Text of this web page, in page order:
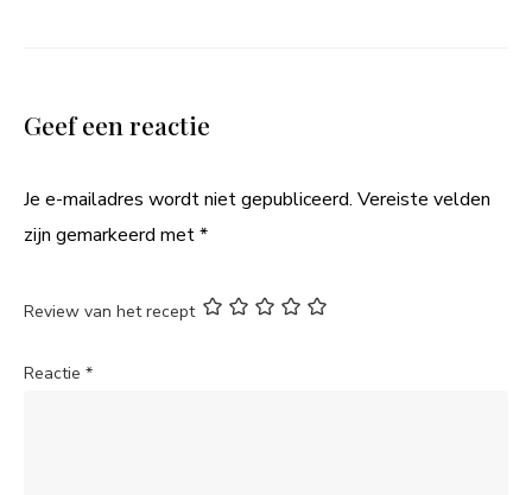
Geef een reactie
Je e-mailadres wordt niet gepubliceerd. Vereiste velden
zijn gemarkeerd met*
Review van het recept
Reactie *